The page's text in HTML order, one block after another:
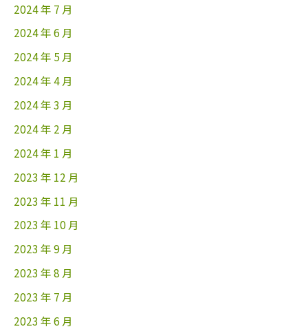
2024 年 7 月
2024 年 6 月
2024 年 5 月
2024 年 4 月
2024 年 3 月
2024 年 2 月
2024 年 1 月
2023 年 12 月
2023 年 11 月
2023 年 10 月
2023 年 9 月
2023 年 8 月
2023 年 7 月
2023 年 6 月